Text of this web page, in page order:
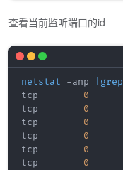
查看当前监听端口的id
netstat -anp grep
tcp 0
tcp 0
tcp 0
tcp 0
tcp 0
tcp 0